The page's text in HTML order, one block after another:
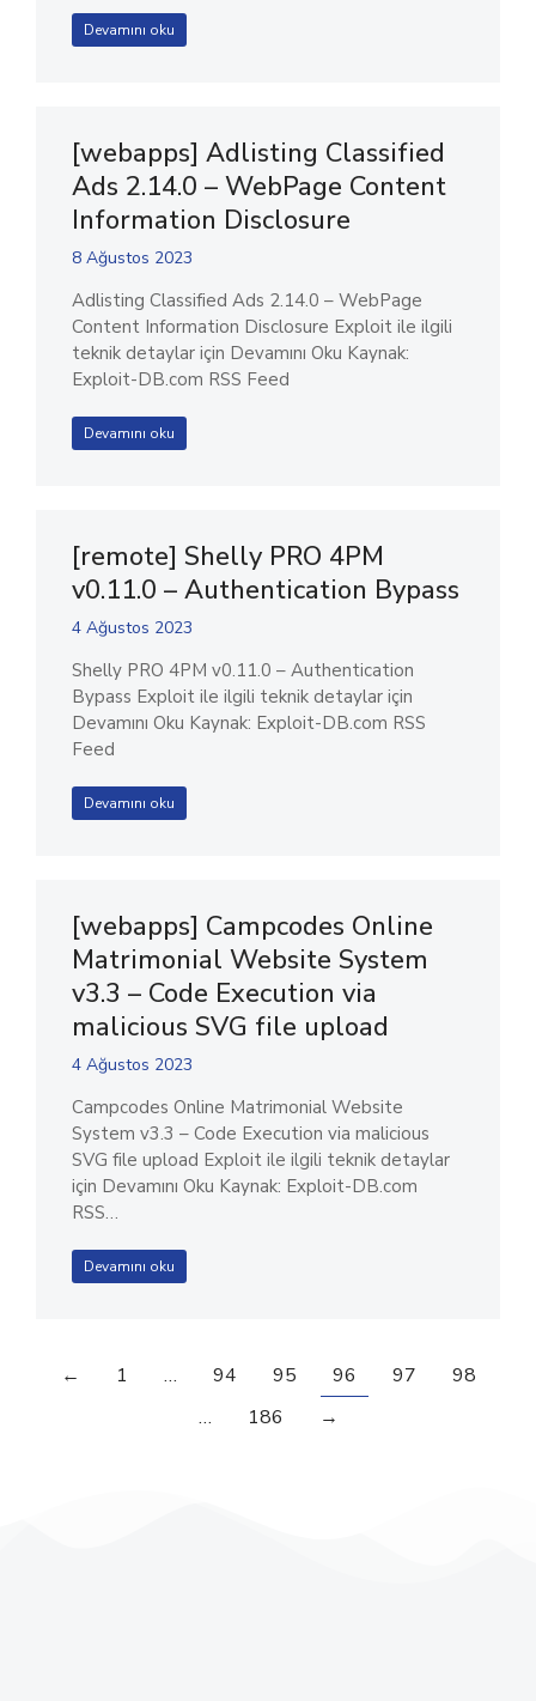
Devamını oku
[webapps] Adlisting Classified
Ads 2.14.0 – WebPage Content
Information Disclosure
8 Ağustos 2023
Adlisting Classified Ads 2.14.0 – WebPage
Content Information Disclosure Exploit ile ilgili
teknik detaylar için Devamını Oku Kaynak:
Exploit-DB.com RSS Feed
Devamını oku
[remote] Shelly PRO 4PM
v0.11.0 – Authentication Bypass
4 Ağustos 2023
Shelly PRO 4PM v0.11.0 – Authentication
Bypass Exploit ile ilgili teknik detaylar için
Devamını Oku Kaynak: Exploit-DB.com RSS
Feed
Devamını oku
[webapps] Campcodes Online
Matrimonial Website System
v3.3 – Code Execution via
malicious SVG file upload
4 Ağustos 2023
Campcodes Online Matrimonial Website
System v3.3 – Code Execution via malicious
SVG file upload Exploit ile ilgili teknik detaylar
için Devamını Oku Kaynak: Exploit-DB.com
RSS…
Devamını oku
← 1 … 94 95 96 97
98
…
186 →